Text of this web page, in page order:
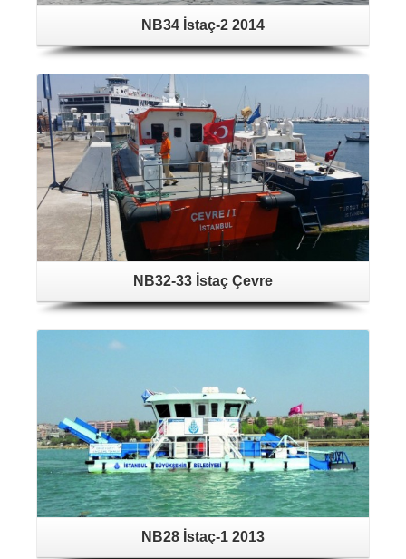
NB34 İstaç-2 2014
NB32-33 İstaç Çevre
NB28 İstaç-1 2013